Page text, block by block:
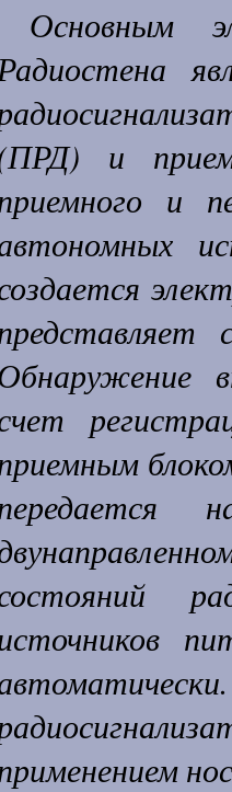
Основным
Радиостена
и
и